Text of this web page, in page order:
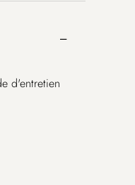
d'entretien